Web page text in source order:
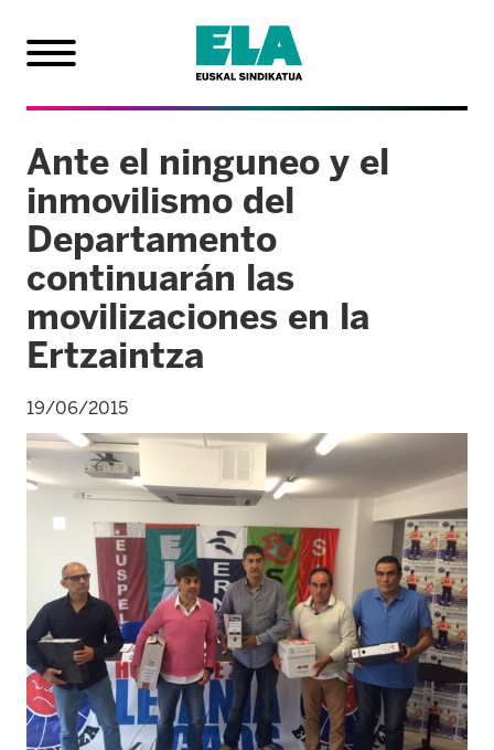
Ante el ninguneo y el
inmovilismo del
Departamento
continuarán las
movilizaciones en la
Ertzaintza
19/06/2015